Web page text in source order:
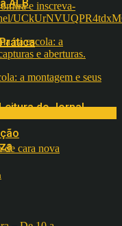
ALB
do Jornal
e inscreva-
a montagem e seus